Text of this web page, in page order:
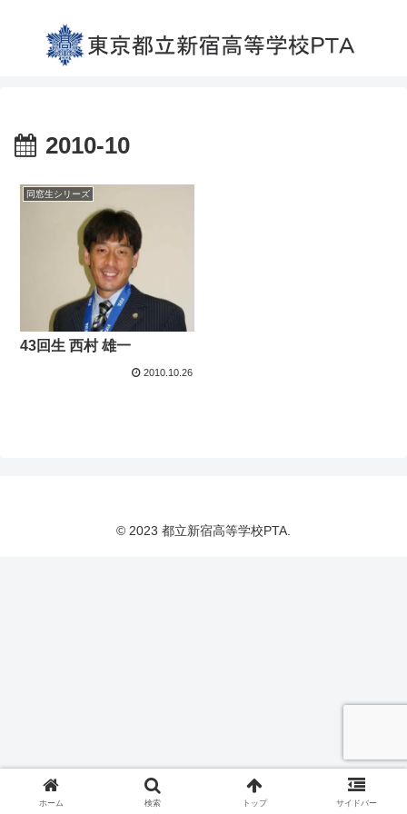
2010-10
同窓生シリーズ
43回生 西村 雄一
2010.10.26
© 2023 都立新宿高等学校PTA.
ホーム 検索 トップ サイドバー